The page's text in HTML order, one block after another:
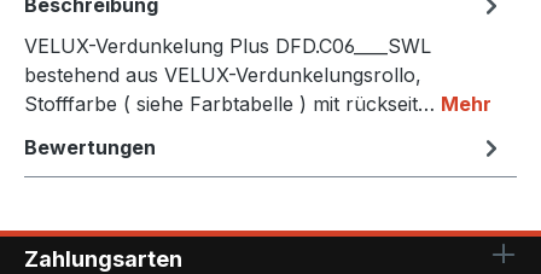
Beschreibung
VELUX-Verdunkelung Plus DFD.C06____SWL
bestehend aus VELUX-Verdunkelungsrollo,
Stofffarbe ( siehe Farbtabelle ) mit rückseit… Mehr
Bewertungen
Zahlungsarten